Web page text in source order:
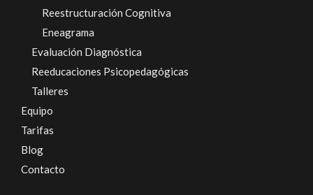
Reestructuración Cognitiva
Eneagrama
Evaluación Diagnóstica
Reeducaciones Psicopedagógicas
Talleres
Equipo
Tarifas
Blog
Contacto